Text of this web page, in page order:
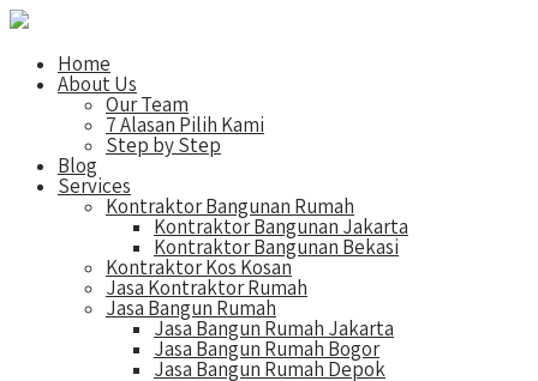
Home
About Us
Our Team
7 Alasan Pilih Kami
Step by Step
Blog
Services
Kontraktor Bangunan Rumah
Kontraktor Bangunan Jakarta
Kontraktor Bangunan Bekasi
Kontraktor Kos Kosan
Jasa Kontraktor Rumah
Jasa Bangun Rumah
Jasa Bangun Rumah Jakarta
Jasa Bangun Rumah Bogor
Jasa Bangun Rumah Depok